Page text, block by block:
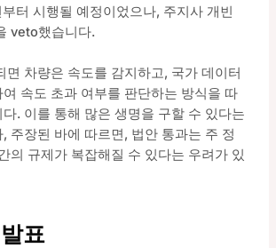
터 시행될 예정이었으나, 주지사 개빈
veto했습니다.
면 차량은 속도를 감지하고, 국가 데이터
속도 초과 여부를 판단하는 방식을 따
. 이를 통해 많은 생명을 구할 수 있다는
주장된 바에 따르면, 법안 통과는 주 정
의 규제가 복잡해질 수 있다는 우려가 있
표